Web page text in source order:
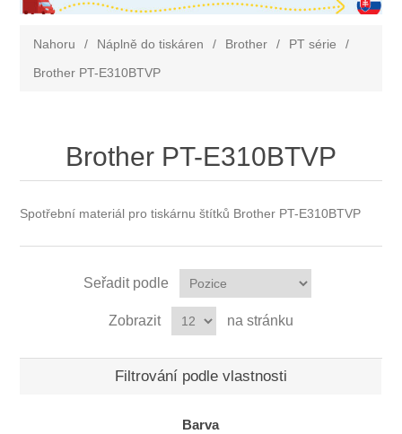
Nahoru / Náplně do tiskáren / Brother / PT série
/
Brother PT-E310BTVP
Brother PT-E310BTVP
Spotřební materiál pro tiskárnu štítků Brother PT-E310BTVP
Seřadit podle
Zobrazit na stránku
Filtrování podle vlastnosti
Barva